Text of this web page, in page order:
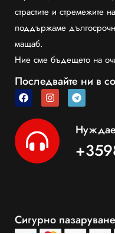
страстите и стремежите
поддържаме
мащаб.
Ние сме бъдещето на
Последвайте ни в
Сигурно пазаруване